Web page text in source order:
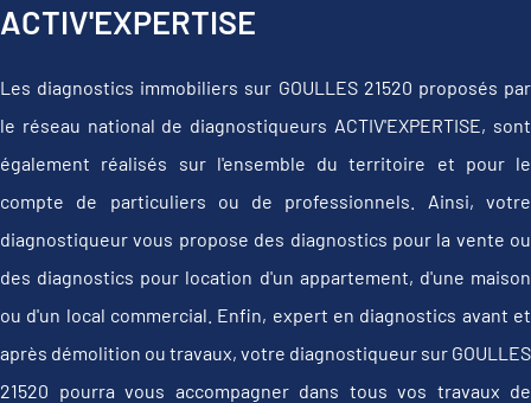
ACTIV'EXPERTISE
Les diagnostics immobiliers sur GOULLES 21520 proposés par
le réseau national de diagnostiqueurs ACTIV'EXPERTISE, sont
également réalisés sur l'ensemble du territoire et pour le
compte de particuliers ou de professionnels. Ainsi, votre
diagnostiqueur vous propose des diagnostics pour la vente ou
des diagnostics pour location d'un appartement, d'une maison
ou d'un local commercial. Enfin, expert en diagnostics avant et
après démolition ou travaux, votre diagnostiqueur sur GOULLES
21520 pourra vous accompagner dans tous vos travaux de